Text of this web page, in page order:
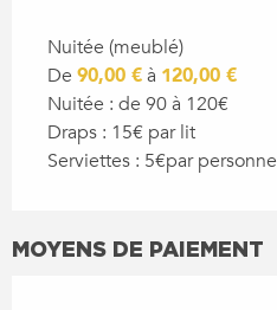
Nuitée (meublé)
De 90,00 €à 120,00 €
Nuitée : de 90 à 120€
Draps : 15€ par lit
Serviettes : 5€par personne
MOYENS DE PAIEMENT